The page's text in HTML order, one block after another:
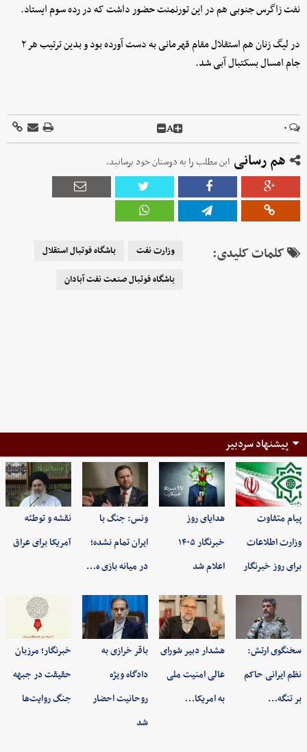
نفت زاگرس جنوبی هم در این تورنمنت حضور داشت که در رده سوم ایستاد.
در لیگ زنان هم استقلال مقام قهرمانی به دست آورده بود و بدین ترتیب هر ۲
جام امسال بسکتبال آبی شد.
۰ A
هم رسانی این مطلب را به دوستان خود برسانید.
کلمات کلیدی: وزارت نفت
باشگاه فوتبال استقلال
باشگاه فوتبال صنعت نفت آبادان
پیشنهاد سردبیر
پیام متفاوت
وزارت اطلاعات
برای روز خبرنگار
هدایای روز
خبرنگار ۱۴۰۵
اعلام شد
ونس: جنگ با
ایران تمام نشده؛
در میانه بازی ه…
نقشه و توطئه
آمریکا برای عراق
سخنگوی ارتش:
نظم ایرانی حاکم
بر تنگه…
هشدار دبیر شورای
عالی امنیت ملی
به امریکا…
باقر خرازی به
دادگاه ویژه
روحانیت احضار
شد
خبرنگار؛ مرزبان
حقیقت در جبهه
جنگ روایت‌ها